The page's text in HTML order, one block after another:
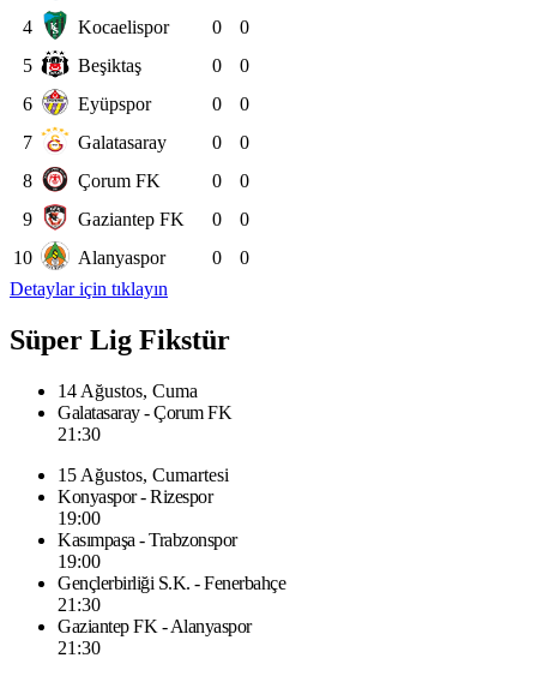
4
Kocaelispor 0
0
5
Beşiktaş 0
0
6
Eyüpspor 0
0
7
Galatasaray 0
0
8
Çorum FK 0
0
9
Gaziantep FK 0
0
10
Alanyaspor 0
0
Detaylar için tıklayın
Süper Lig Fikstür
14 Ağustos, Cuma
Galatasaray - Çorum FK
21:30
15 Ağustos, Cumartesi
Konyaspor - Rizespor
19:00
Kasımpaşa - Trabzonspor
19:00
Gençlerbirliği S.K. - Fenerbahçe
21:30
Gaziantep FK - Alanyaspor
21:30